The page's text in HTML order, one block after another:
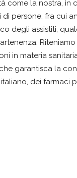
come la nostra, in
persone, fra cui
degli assistiti,
in materia
garantisca la
dei farmaci